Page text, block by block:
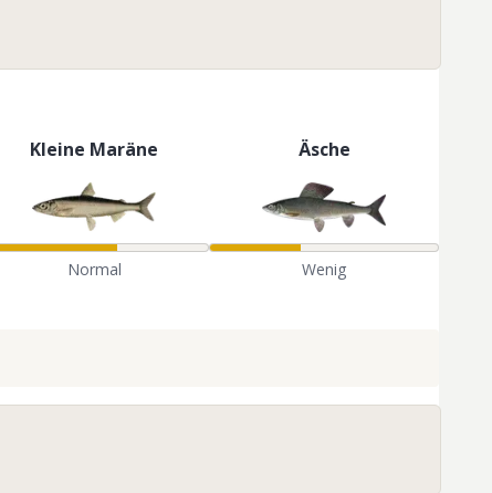
Kleine Maräne
Normal
Äsche
Wenig